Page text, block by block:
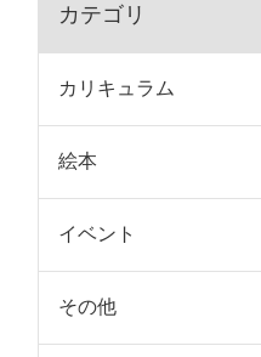
カテゴリ
カリキュラム
絵本
イベント
その他